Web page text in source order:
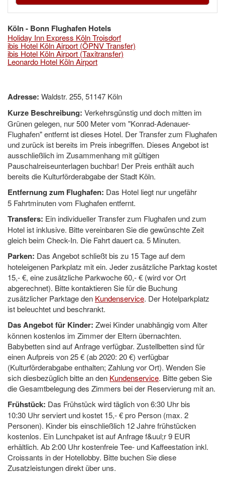
Köln - Bonn Flughafen Hotels
Holiday Inn Express Köln Troisdorf
ibis Hotel Köln Airport (ÖPNV Transfer)
ibis Hotel Köln Airport (Taxitransfer)
Leonardo Hotel Köln Airport
Adresse: Waldstr. 255, 51147 Köln
Kurze Beschreibung: Verkehrsgünstig und doch mitten im
Grünen gelegen, nur 500 Meter vom "Konrad-Adenauer-
Flughafen" entfernt ist dieses Hotel. Der Transfer zum Flughafen
und zurück ist bereits im Preis inbegriffen. Dieses Angebot ist
ausschließlich im Zusammenhang mit gültigen
Pauschalreiseunterlagen buchbar! Der Preis enthält auch
bereits die Kulturförderabgabe der Stadt Köln.
Entfernung zum Flughafen: Das Hotel liegt nur ungefähr
5 Fahrtminuten vom Flughafen entfernt.
Transfers: Ein individueller Transfer zum Flughafen und zum
Hotel ist inklusive. Bitte vereinbaren Sie die gewünschte Zeit
gleich beim Check-In. Die Fahrt dauert ca. 5 Minuten.
Parken: Das Angebot schließt bis zu 15 Tage auf dem
hoteleigenen Parkplatz mit ein. Jeder zusätzliche Parktag kostet
15,- €, eine zusätzliche Parkwoche 60,- € (wird vor Ort
abgerechnet). Bitte kontaktieren Sie für die Buchung
zusätzlicher Parktage den Kundenservice. Der Hotelparkplatz
ist beleuchtet und beschrankt.
Das Angebot für Kinder: Zwei Kinder unabhängig vom Alter
können kostenlos im Zimmer der Eltern übernachten.
Babybetten sind auf Anfrage verfügbar. Zustellbetten sind für
einen Aufpreis von 25 € (ab 2020: 20 €) verfügbar
(Kulturförderabgabe enthalten; Zahlung vor Ort). Wenden Sie
sich diesbezüglich bitte an den Kundenservice. Bitte geben Sie
die Gesamtbelegung des Zimmers bei der Reservierung mit an.
Frühstück: Das Frühstück wird täglich von 6:30 Uhr bis
10:30 Uhr serviert und kostet 15,- € pro Person (max. 2
Personen). Kinder bis einschließlich 12 Jahre frühstücken
kostenlos. Ein Lunchpaket ist auf Anfrage f&uul;r 9 EUR
erhältlich. Ab 2:00 Uhr kostenfreie Tee- und Kaffeestation inkl.
Croissants in der Hotellobby. Bitte buchen Sie diese
Zusatzleistungen direkt über uns.